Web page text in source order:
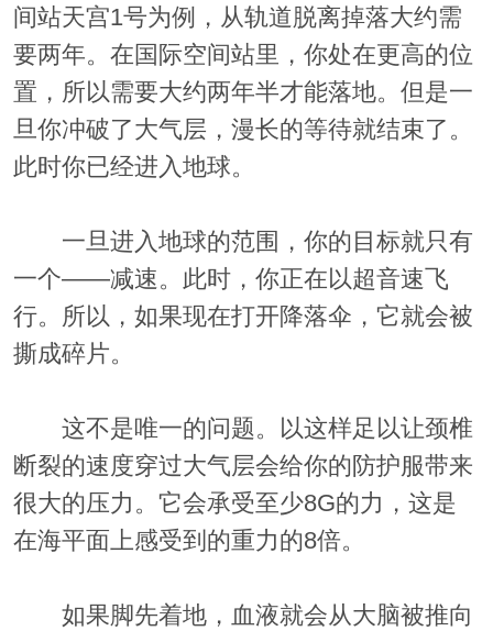
间站天宫1号为例，从轨道脱离掉落大约需
要两年。在国际空间站里，你处在更高的位
置，所以需要大约两年半才能落地。但是一
旦你冲破了大气层，漫长的等待就结束了。
此时你已经进入地球。
一旦进入地球的范围， 你的目标就只有
一个——减速。此时，你正在以超音速飞
行。所以，如果现在打开降落伞，它就会被
撕成碎片。
这不是唯一的问题。以这样足以让颈椎
断裂的速度穿过大气层会给你的防护服带来
很大的压力。它会承受至少8G的力，这是
在海平面上感受到的重力的8倍。
如果脚先着地， 血液就会从大脑被推向